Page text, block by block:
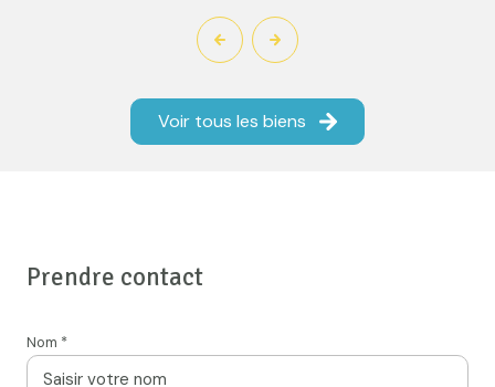
Voir tous les biens
Prendre contact
Nom *